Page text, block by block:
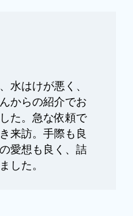
水はけが悪く、
からの紹介でお
た。急な依頼で
来訪。手際も良
愛想も良く、詰
した。